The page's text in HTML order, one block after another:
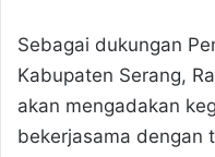
Sebagai dukungan
Kabupaten Serang,
akan mengadakan
bekerjasama dengan